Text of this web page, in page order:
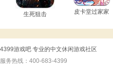
生死狙击 皮卡堂过家家
4399游戏吧 专业的中文休闲游戏社区
服务热线：400-683-4399